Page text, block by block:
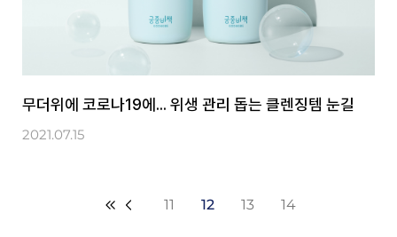
무더위에 코로나19에... 위생 관리 돕는 클렌징템 눈길
2021.07.15
11 12 13 14